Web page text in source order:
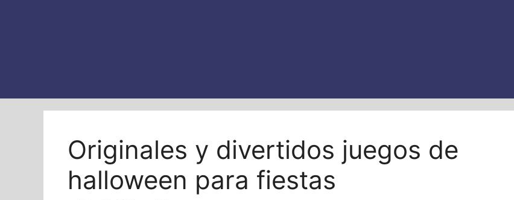
Originales y divertidos juegos de
halloween para fiestas